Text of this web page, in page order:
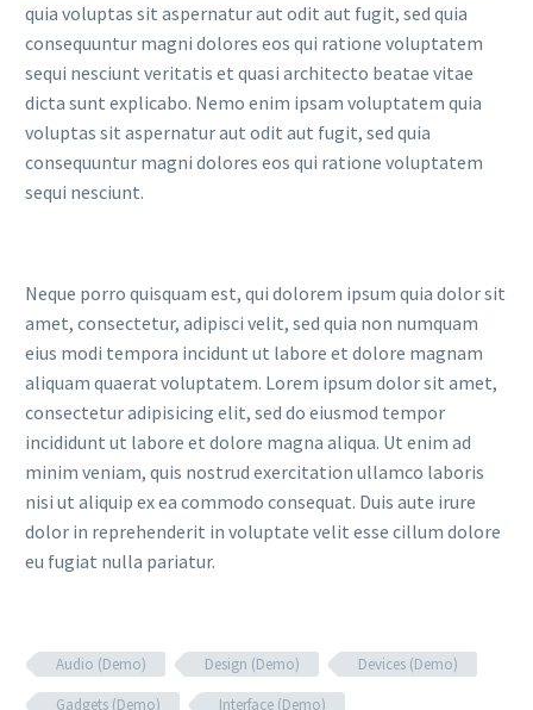
quia voluptas sit aspernatur aut odit aut fugit, sed quia
consequuntur magni dolores eos qui ratione voluptatem
sequi nesciunt veritatis et quasi architecto beatae vitae
dicta sunt explicabo. Nemo enim ipsam voluptatem quia
voluptas sit aspernatur aut odit aut fugit, sed quia
consequuntur magni dolores eos qui ratione voluptatem
sequi nesciunt.
Neque porro quisquam est, qui dolorem ipsum quia dolor sit
amet, consectetur, adipisci velit, sed quia non numquam
eius modi tempora incidunt ut labore et dolore magnam
aliquam quaerat voluptatem. Lorem ipsum dolor sit amet,
consectetur adipisicing elit, sed do eiusmod tempor
incididunt ut labore et dolore magna aliqua. Ut enim ad
minim veniam, quis nostrud exercitation ullamco laboris
nisi ut aliquip ex ea commodo consequat. Duis aute irure
dolor in reprehenderit in voluptate velit esse cillum dolore
eu fugiat nulla pariatur.
Audio (Demo) Design (Demo)
Devices (Demo)
Gadgets (Demo)
Interface (Demo)